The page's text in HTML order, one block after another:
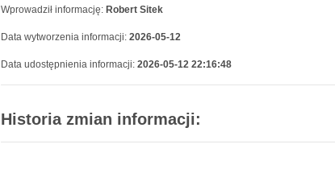
Wprowadził informację: Robert Sitek
Data wytworzenia informacji: 2026-05-12
Data udostępnienia informacji: 2026-05-12 22:16:48
Historia zmian informacji: